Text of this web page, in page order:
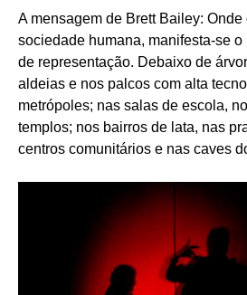
A mensagem de Brett Bailey: Onde
sociedade humana, manifesta-se
de representação. Debaixo de
aldeias e nos palcos com alta
metrópoles; nas salas de escola,
templos; nos bairros de lata, nas
centros comunitários e nas caves